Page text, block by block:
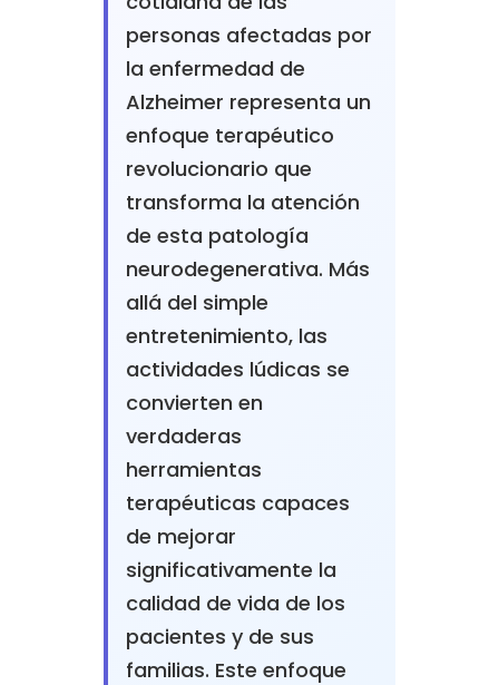
personas afectadas por
la enfermedad de
Alzheimer representa un
enfoque terapéutico
revolucionario que
transforma la atención
de esta patología
neurodegenerativa. Más
allá del simple
entretenimiento, las
actividades lúdicas se
convierten en
verdaderas
herramientas
terapéuticas capaces
de mejorar
significativamente la
calidad de vida de los
pacientes y de sus
familias. Este enfoque